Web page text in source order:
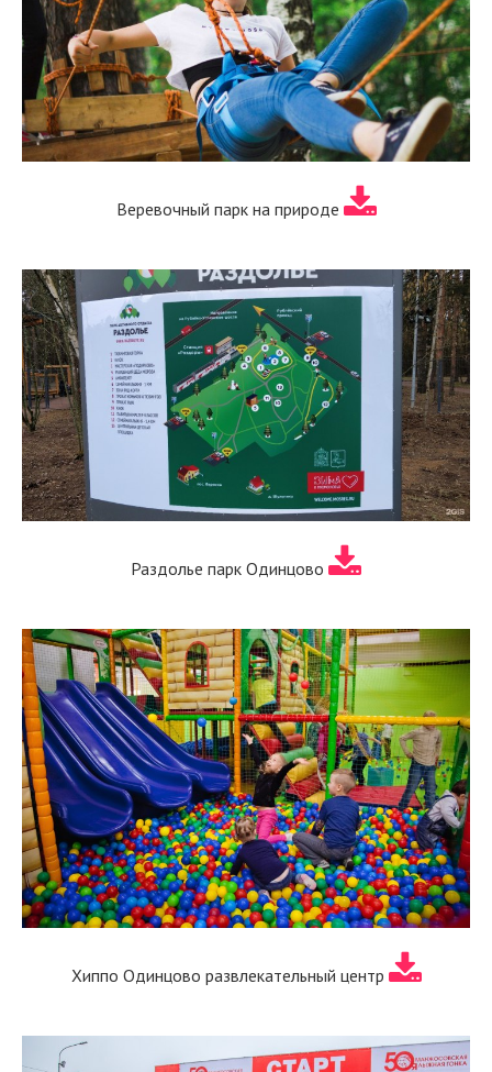
Веревочный парк на природе
Раздолье парк Одинцово
Хиппо Одинцово развлекательный центр